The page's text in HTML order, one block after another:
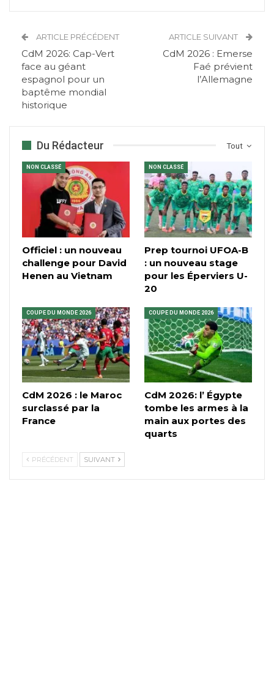
ARTICLE PRÉCÉDENT
CdM 2026: Cap-Vert
face au géant
espagnol pour un
baptême mondial
historique
ARTICLE SUIVANT
CdM 2026 : Emerse
Faé prévient
l’Allemagne
Tout
Du Rédacteur
NON CLASSÉ
Officiel : un nouveau
challenge pour David
Henen au Vietnam
NON CLASSÉ
Prep tournoi UFOA-B
: un nouveau stage
pour les Éperviers U-
20
COUPE DU MONDE 2026
CdM 2026 : le Maroc
surclassé par la
France
COUPE DU MONDE 2026
CdM 2026: l’ Égypte
tombe les armes à la
main aux portes des
quarts
PRÉCÉDENT SUIVANT